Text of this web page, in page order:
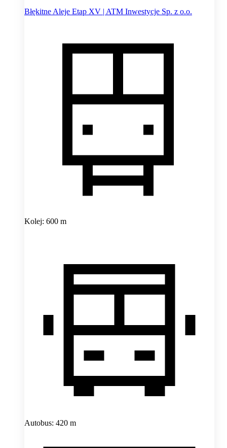
Błękitne Aleje Etap XV | ATM Inwestycje Sp. z o.o.
Kolej: 600 m
Autobus: 420 m